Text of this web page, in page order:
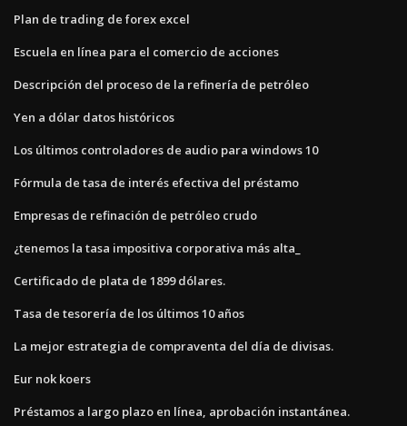
Plan de trading de forex excel
Escuela en línea para el comercio de acciones
Descripción del proceso de la refinería de petróleo
Yen a dólar datos históricos
Los últimos controladores de audio para windows 10
Fórmula de tasa de interés efectiva del préstamo
Empresas de refinación de petróleo crudo
¿tenemos la tasa impositiva corporativa más alta_
Certificado de plata de 1899 dólares.
Tasa de tesorería de los últimos 10 años
La mejor estrategia de compraventa del día de divisas.
Eur nok koers
Préstamos a largo plazo en línea, aprobación instantánea.